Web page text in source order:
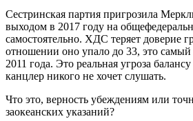
Сестринская партия пригрозила
выходом в 2017 году на
самостоятельно. ХДС теряет доверие
отношении оно упало до 33, это самый
2011 года. Это реальная угроза
канцлер никого не хочет слушать.
Что это, верность убеждениям или
заокеанских указаний?